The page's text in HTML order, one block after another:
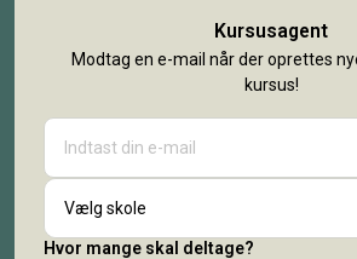
Kursusagent
Modtag en e-mail når der oprettes
kursus!
Vælg skole
Hvor mange skal deltage?